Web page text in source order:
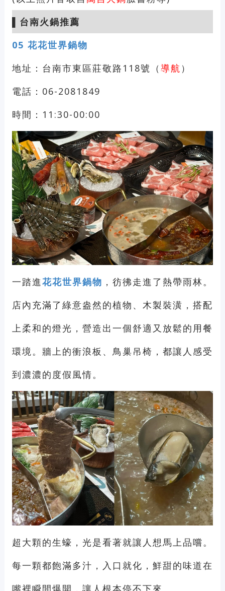
台南火鍋推薦
05 花花世界鍋物
地址：台南市東區莊敬路118號（ 導航 ）
電話：06-2081849
時間：11:30-00:00
一踏進花花世界鍋物 ，彷彿走進了熱帶雨林。
店內充滿了綠意盎然的植物、木製裝潢，搭配
上柔和的燈光，營造出一個舒適又放鬆的用餐
環境。牆上的衝浪板、鳥巢吊椅，都讓人感受
到濃濃的度假風情。
超大顆的生蠔，光是看著就讓人想馬上品嚐。
每一顆都飽滿多汁，入口就化，鮮甜的味道在
嘴裡瞬間爆開，讓人根本停不下來。